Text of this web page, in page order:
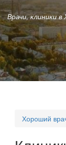
Врачи, клиники
Хороший